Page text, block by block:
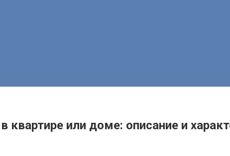
или доме: описание и